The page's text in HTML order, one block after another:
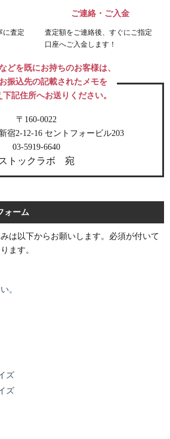
に査定
ご連絡・ご入金
査定額をご連絡後、すぐにご指定
口座へご入金します！
どを既にお持ちのお客様は、
お振込先の記載されたメモを
下記住所へお送りください。
〒160-0022
宿2-12-16 セントフォービル203
03-5919-6640
ストックラボ 宛
ォーム
は以下からお願いします。 必須が付いて
ます。